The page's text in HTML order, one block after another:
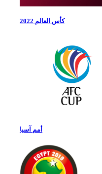
كأس العالم 2022
أمم آسيا